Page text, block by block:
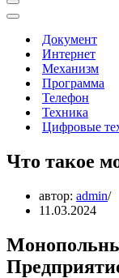
Меню
навигации
Меню
навигацииДокумент
Интернет
Механизм
Программа
Телефон
Техника
Цифровые
Что такое
автор: admin
11.03.2024